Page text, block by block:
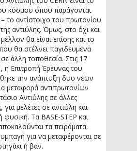
κόσμου όπου παράγονται
το αντίστοιχο του πρωτονίου
αντιύλης. Όμως, στο όχι και
θα είναι επίσης και το
θα στέλνει παγιδευμένα
άλλη τοποθεσία. Στις 17
η Επιτροπή Έρευνας του
την ανάπτυξη δυο νέων
μεταφορά αντιπρωτονίων
Αντιύλης σε άλλες
για μελέτες σε αντιύλη και
φυσική. Τα BASE-STEP και
τα πειράματα,
για να μεταφέρονται σε
ή βαν.